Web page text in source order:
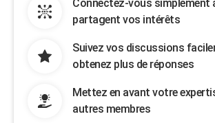
Connectez-vous simplement
partagent vos intérêts
Suivez vos discussions
obtenez plus de réponses
Mettez en avant votre
autres membres